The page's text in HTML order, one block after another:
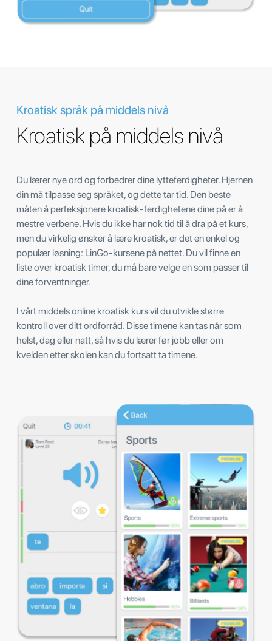
Kroatisk språk på middels nivå
Kroatisk på middels nivå
Du lærer nye ord og forbedrer dine lytteferdigheter. Hjernen
din må tilpasse seg språket, og dette tar tid. Den beste
måten å perfeksjonere kroatisk-ferdighetene dine på er å
mestre verbene. Hvis du ikke har nok tid til å dra på et kurs,
men du virkelig ønsker å lære kroatisk, er det en enkel og
populær løsning: LinGo-kursene på nettet. Du vil finne en
liste over kroatisk timer, du må bare velge en som passer til
dine forventninger.
I vårt middels online kroatisk kurs vil du utvikle større
kontroll over ditt ordforråd. Disse timene kan tas når som
helst, dag eller natt, så hvis du lærer før jobb eller om
kvelden etter skolen kan du fortsatt ta timene.